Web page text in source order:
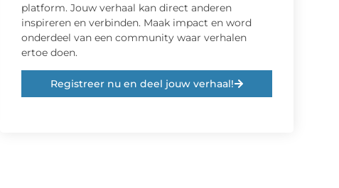
platform. Jouw verhaal kan direct anderen
inspireren en verbinden. Maak impact en word
onderdeel van een community waar verhalen
ertoe doen.
Registreer nu en deel jouw verhaal!